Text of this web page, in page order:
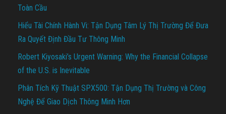
Toàn Cầu
Hiểu Tài Chính Hành Vi: Tận Dụng Tâm Lý Thị Trường Để Đưa
Ra Quyết Định Đầu Tư Thông Minh
Robert Kiyosaki’s Urgent Warning: Why the Financial Collapse
of the U.S. is Inevitable
Phân Tích Kỹ Thuật SPX500: Tận Dụng Thị Trường và Công
Nghệ Để Giao Dịch Thông Minh Hơn